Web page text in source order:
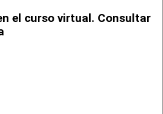
el curso virtual. Consultar